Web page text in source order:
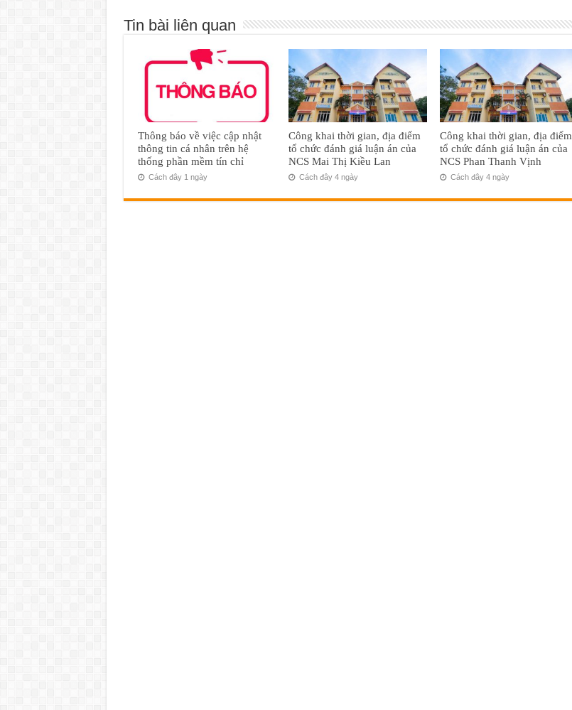
Tin bài liên quan
Thông báo về việc cập nhật
thông tin cá nhân trên hệ
thống phần mềm tín chỉ
Cách đây 1 ngày
Công khai thời gian, địa điểm
tổ chức đánh giá luận án của
NCS Mai Thị Kiều Lan
Cách đây 4 ngày
Công khai thời gian, địa điểm
tổ chức đánh giá luận án của
NCS Phan Thanh Vịnh
Cách đây 4 ngày